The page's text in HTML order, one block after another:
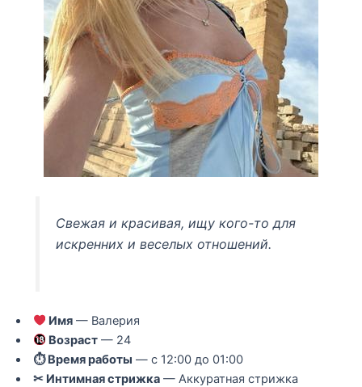
Свежая и красивая, ищу кого-то для
искренних и веселых отношений.
Имя — Валерия
Возраст — 24
⏱ Время работы — с 12:00 до 01:00
✂ Интимная стрижка— Аккуратная стрижка